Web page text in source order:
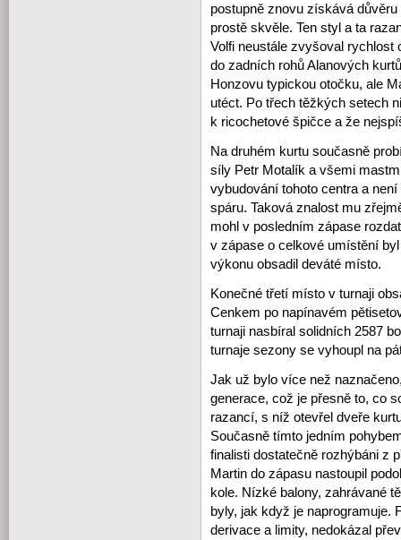
postupně znovu získává
prostě skvěle. Ten styl a ta
Volfi neustále zvyšoval
do zadních rohů Alanových
Honzovu typickou otočku, ale
utéct. Po třech těžkých setech
k ricochetové špičce a že
Na druhém kurtu současně
síly Petr Motalík a všemi
vybudování tohoto centra a
spáru. Taková znalost mu
mohl v posledním zápase
v zápase o celkové umístění
výkonu obsadil deváté místo.
Konečné třetí místo v turnaji
Cenkem po napínavém
turnaji nasbíral solidních 2587
turnaje sezony se vyhoupl na
Jak už bylo více než
generace, což je přesně to, co
razancí, s níž otevřel dveře
Současně tímto jedním
finalisti dostatečně rozhýbáni z
Martin do zápasu nastoupil
kole. Nízké balony, zahrávané
byly, jak když je naprogramuje.
derivace a limity, nedokázal